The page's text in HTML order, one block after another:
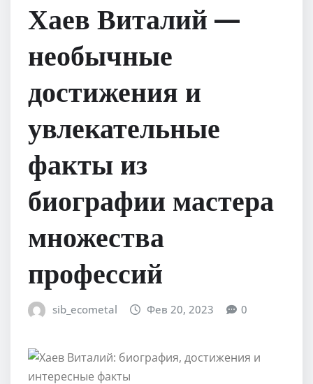
Хаев Виталий —
необычные
достижения и
увлекательные
факты из
биографии мастера
множества
профессий
sib_ecometal Фев 20, 2023 0